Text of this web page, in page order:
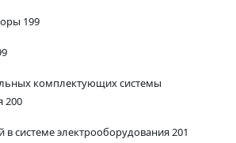
199
комплектующих системы
200
в системе электрооборудования 201